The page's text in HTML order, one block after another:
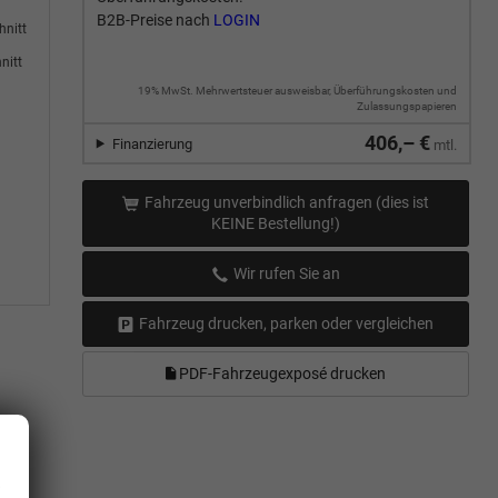
B2B-Preise nach LOGIN
19% MwSt. Mehrwertsteuer ausweisbar, Überführungskosten und
Zulassungspapieren
406,– € mtl.
Finanzierung
Fahrzeug unverbindlich anfragen (dies ist
KEINE Bestellung!)
Wir rufen Sie an
Fahrzeug drucken, parken oder vergleichen
PDF-Fahrzeugexposé drucken